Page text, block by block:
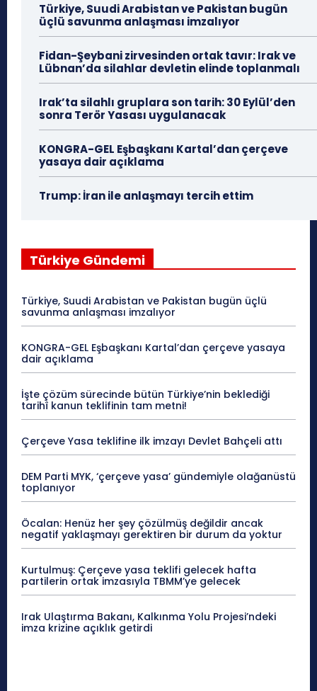
Türkiye, Suudi Arabistan ve Pakistan bugün
üçlü savunma anlaşması imzalıyor
Fidan-Şeybani zirvesinden ortak tavır: Irak ve
Lübnan’da silahlar devletin elinde toplanmalı
Irak’ta silahlı gruplara son tarih: 30 Eylül’den
sonra Terör Yasası uygulanacak
KONGRA-GEL Eşbaşkanı Kartal’dan çerçeve
yasaya dair açıklama
Trump: İran ile anlaşmayı tercih ettim
Türkiye Gündemi
Türkiye, Suudi Arabistan ve Pakistan bugün üçlü
savunma anlaşması imzalıyor
KONGRA-GEL Eşbaşkanı Kartal’dan çerçeve yasaya
dair açıklama
İşte çözüm sürecinde bütün Türkiye’nin beklediği
tarihî kanun teklifinin tam metni!
Çerçeve Yasa teklifine ilk imzayı Devlet Bahçeli attı
DEM Parti MYK, ‘çerçeve yasa’ gündemiyle olağanüstü
toplanıyor
Öcalan: Henüz her şey çözülmüş değildir ancak
negatif yaklaşmayı gerektiren bir durum da yoktur
Kurtulmuş: Çerçeve yasa teklifi gelecek hafta
partilerin ortak imzasıyla TBMM’ye gelecek
Irak Ulaştırma Bakanı, Kalkınma Yolu Projesi’ndeki
imza krizine açıklık getirdi